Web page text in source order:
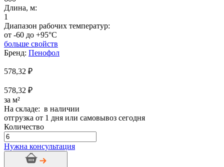
Длина, м:
1
Диапазон рабочих температур:
от -60 до +95°C
больше свойств
Бренд: Пенофол
578,32 ₽
578,32 ₽
за м²
На складе: в наличии
отгрузка от 1 дня или самовывоз сегодня
Количество
Количество
товара
Пенофол
BLACK
Нужна консультация